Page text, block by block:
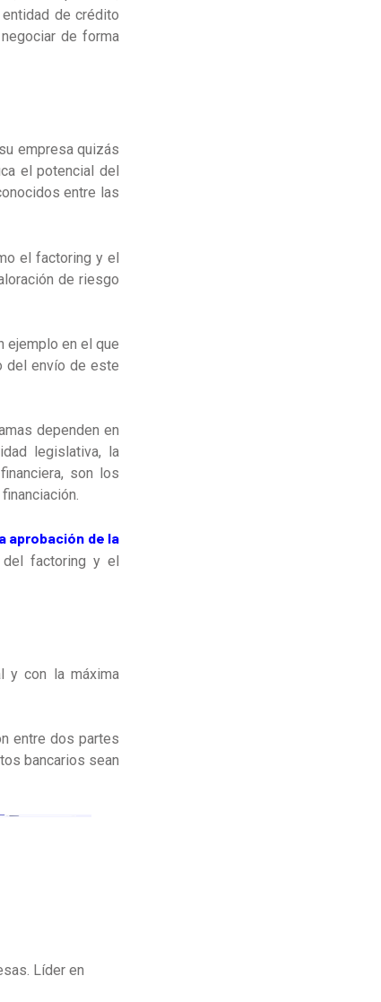
de crédito
de forma
empresa quizás
el potencial del
entre las
el factoring y el
de riesgo
ejemplo en el que
del envío de este
dependen en
legislativa, la
son los
aprobación de la
factoring y el
y con la máxima
entre dos partes
bancarios sean
Líder en